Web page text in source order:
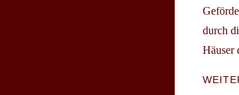
durch
Häuser